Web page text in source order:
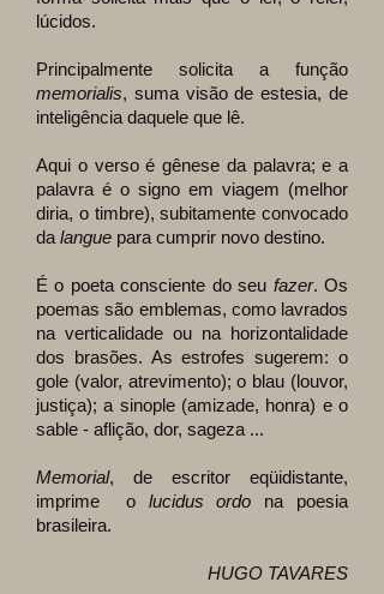
lúcidos.
Principalmente solicita a função
memorialis, suma visão de estesia, de
inteligência daquele que lê.
Aqui o verso é gênese da palavra; e a
palavra é o signo em viagem (melhor
diria, o timbre), subitamente convocado
da langue para cumprir novo destino.
É o poeta consciente do seu fazer. Os
poemas são emblemas, como lavrados
na verticalidade ou na horizontalidade
dos brasões. As estrofes sugerem: o
gole (valor, atrevimento); o blau (louvor,
justiça); a sinople (amizade, honra) e o
sable - aflição, dor, sageza ...
Memorial, de escritor eqüidistante,
imprime o lucidus ordo na poesia
brasileira.
HUGO TAVARES